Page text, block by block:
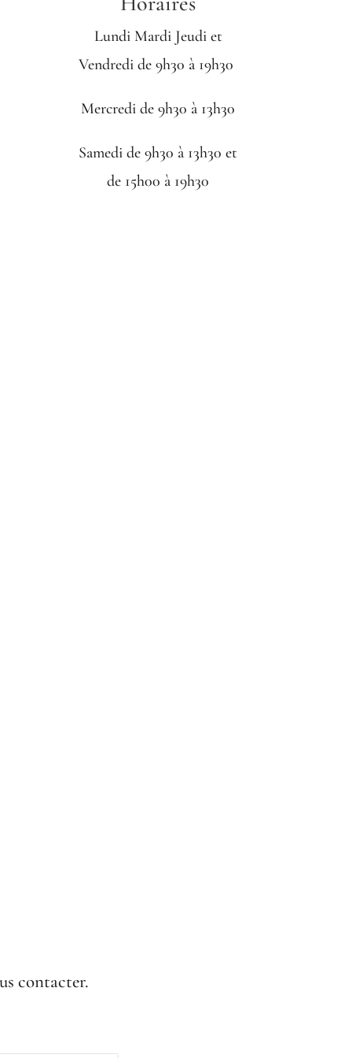
Lundi Mardi Jeudi et
Vendredi de 9h30 à 19h30
Mercredi de 9h30 à 13h30
Samedi de 9h30 à 13h30 et
de 15h00 à 19h30
contacter.